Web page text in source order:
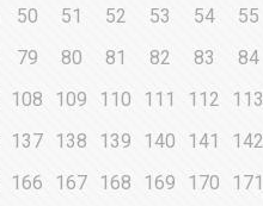
50 51 52 53 54 55
79 80 81 82 83 84
108 109 110 111 112 113
137 138 139 140 141 142
166 167 168 169 170 171